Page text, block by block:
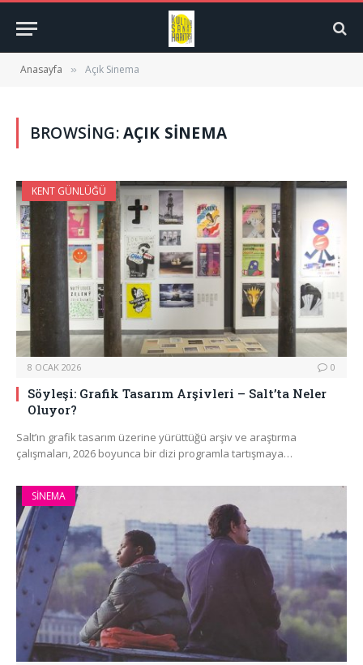
Anasayfa » Açık Sinema
BROWSING:AÇIK SINEMA
KENT GÜNLÜĞÜ
8 OCAK 2026 0
Söyleşi: Grafik Tasarım Arşivleri – Salt’ta Neler
Oluyor?
Salt’ın grafik tasarım üzerine yürüttüğü arşiv ve araştırma
çalışmaları, 2026 boyunca bir dizi programla tartışmaya…
SINEMA